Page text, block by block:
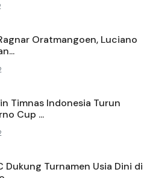
Oratmangoen, Luciano
Timnas Indonesia Turun
Cup ...
Dukung Turnamen Usia Dini di